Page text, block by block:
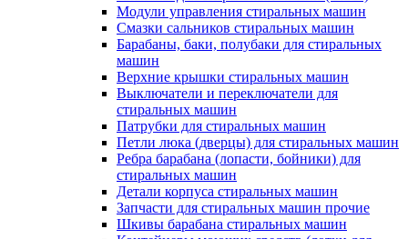
Модули управления стиральных машин
Смазки сальников стиральных машин
Барабаны, баки, полубаки для стиральных
машин
Верхние крышки стиральных машин
Выключатели и переключатели для
стиральных машин
Патрубки для стиральных машин
Петли люка (дверцы) для стиральных машин
Ребра барабана (лопасти, бойники) для
стиральных машин
Детали корпуса стиральных машин
Запчасти для стиральных машин прочие
Шкивы барабана стиральных машин